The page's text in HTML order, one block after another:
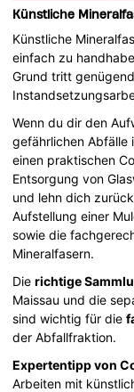
Künstliche
Künstliche
einfach zu
Grund tritt
Wenn du dir den
gefährlichen Abfälle
einen praktischen
Entsorgung von
und lehn dich
Aufstellung einer
sowie die
Mineralfasern.
Dierichtige
Maissau und die
sind wichtig für die
der Abfallfraktion.
Expertentipp von
Arbeiten mit